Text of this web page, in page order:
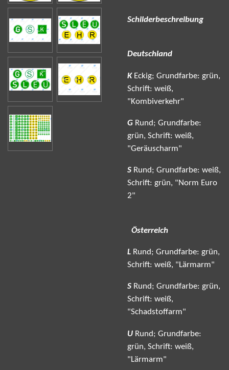
Schilderbeschreibung
Deutschland
KEckig; Grundfarbe: grün,
Schrift: weiß,
"Kombiverkehr"
G Rund; Grundfarbe:
grün, Schrift: weiß,
"Geräuscharm"
S Rund; Grundfarbe: weiß,
Schrift: grün, "Norm Euro
2"
Österreich
L Rund; Grundfarbe: grün,
Schrift: weiß, "Lärmarm"
S Rund; Grundfarbe: grün,
Schrift: weiß,
"Schadstoffarm"
U Rund; Grundfarbe:
grün, Schrift: weiß,
"Lärmarm"